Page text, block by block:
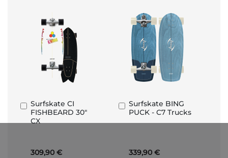
Surfskate CI
FISHBEARD 30"
CX
309,90 €
Aggiungi
al
Carrello
Surfskate BING
PUCK - C7 Trucks
339,90 €
Aggiungi
al
Carrello